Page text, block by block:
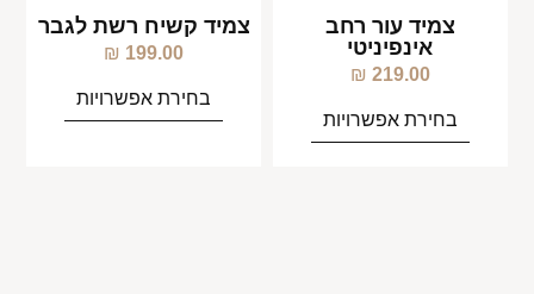
צמיד עור רחב
אינפיניטי
219.00
₪
בחירת אפשרויות
צמיד קשיח רשת לגבר
199.00
₪
בחירת אפשרויות